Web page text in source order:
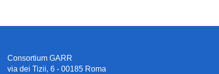
Consortium GARR
via dei Tizii, 6 - 00185 Roma